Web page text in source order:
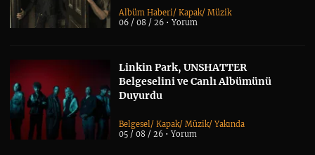
Albüm Haberi/Kapak/Müzik
06 / 08 / 26 •Yorum
Linkin Park, UNSHATTER
Belgeselini ve Canlı Albümünü
Duyurdu
Belgesel/Kapak/Müzik/Yakında
05 / 08 / 26 •Yorum